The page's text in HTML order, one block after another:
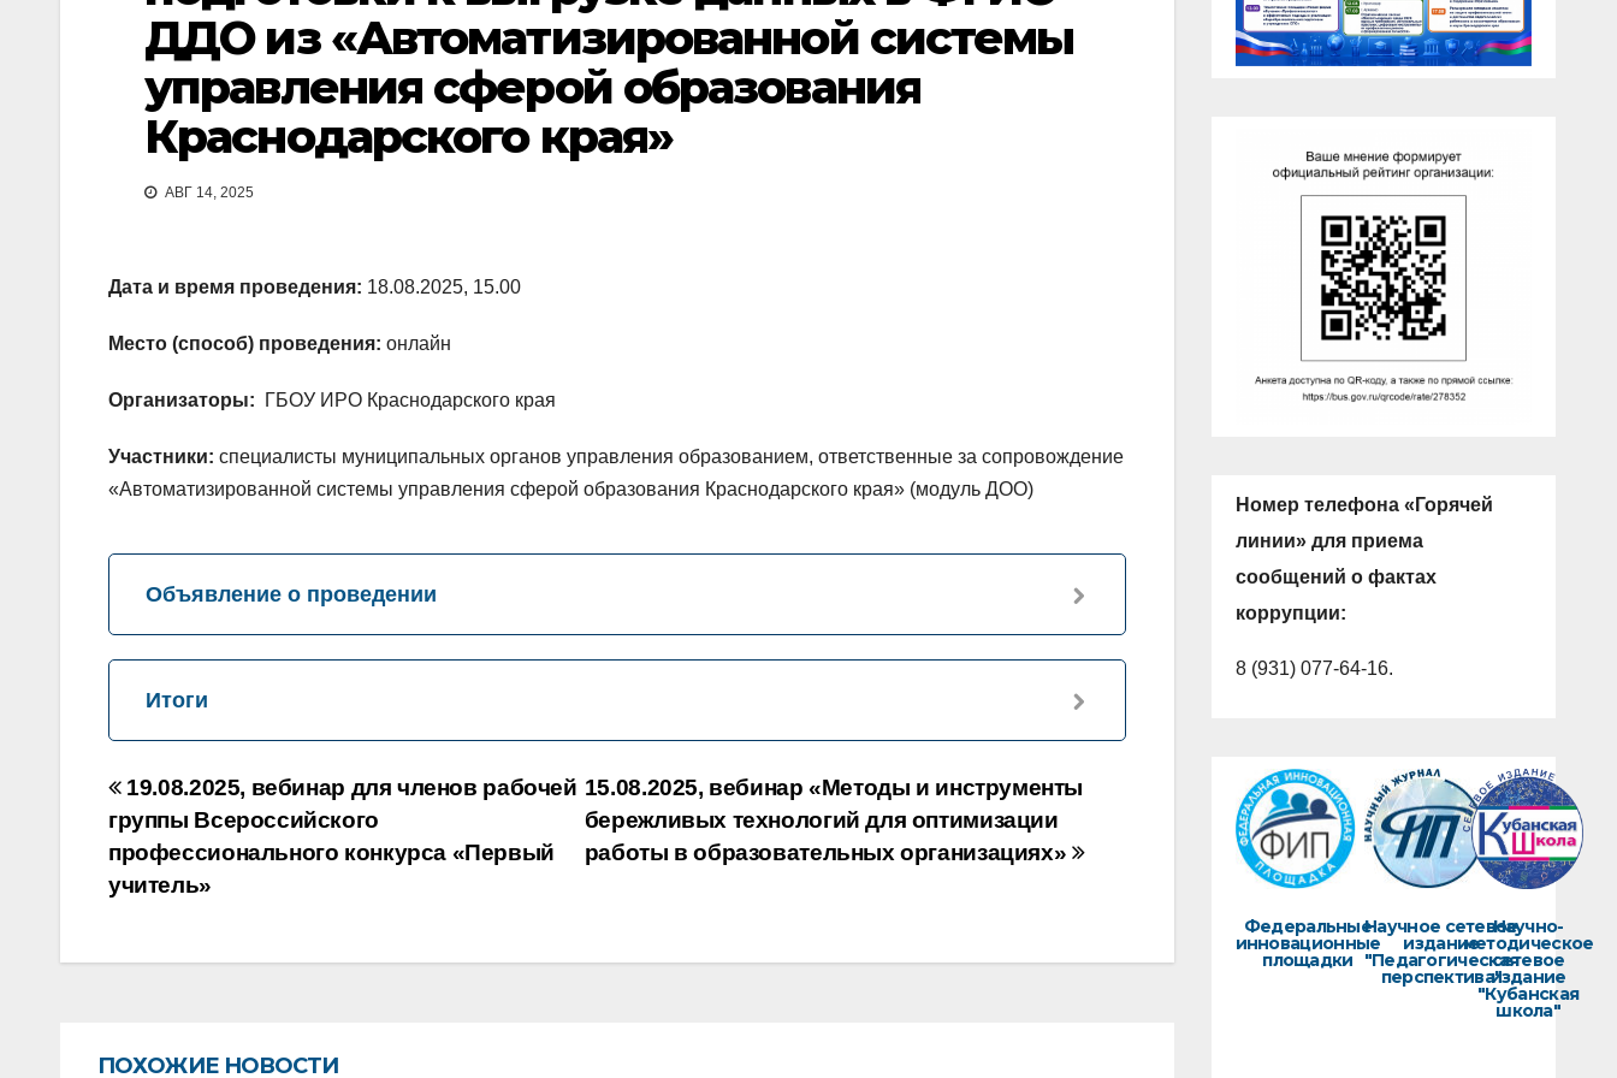
ДДО из «Автоматизированной системы
управления сферой образования
Краснодарского края»
АВГ 14, 2025
Дата и время проведения: 18.08.2025, 15.00
Место (способ) проведения: онлайн
Организаторы: ГБОУ ИРО Краснодарского края
Участники: специалисты муниципальных органов управления образованием, ответственные за сопровождение
«Автоматизированной системы управления сферой образования Краснодарского края» (модуль ДОО)
Объявление о проведении
Итоги
Навигация
по
записям
15.08.2025, вебинар «Методы и инструменты
бережливых технологий для оптимизации
работы в образовательных организациях»
19.08.2025, вебинар для членов рабочей
группы Всероссийского
профессионального конкурса «Первый
учитель»
ПОХОЖИЕ НОВОСТИ
Номер телефона «Горячей
линии» для приема
сообщений о фактах
коррупции:
8 (931) 077-64-16.
Федеральные
инновационные
площадки
Научное сетевое
издание
"Педагогическая
перспектива"
Научно-
методическое
сетевое
издание
"Кубанская
школа"